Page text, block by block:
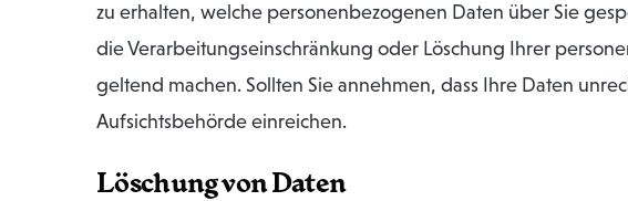
zu erhalten, welche personenbezogenen Daten über Sie
die Verarbeitungseinschränkung oder Löschung Ihrer
geltend machen. Sollten Sie annehmen, dass Ihre Daten
Aufsichtsbehörde einreichen.
Löschung von Daten